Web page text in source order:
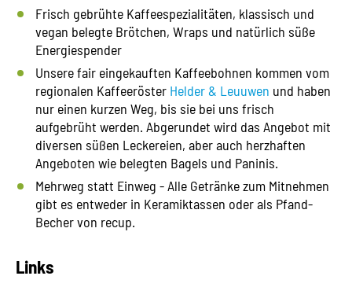
Frisch gebrühte Kaffeespezialitäten, klassisch und
vegan belegte Brötchen, Wraps und natürlich süße
Energiespender
Unsere fair eingekauften Kaffeebohnen kommen vom
regionalen Kaffeeröster Helder & Leuuwen und haben
nur einen kurzen Weg, bis sie bei uns frisch
aufgebrüht werden. Abgerundet wird das Angebot mit
diversen süßen Leckereien, aber auch herzhaften
Angeboten wie belegten Bagels und Paninis.
Mehrweg statt Einweg - Alle Getränke zum Mitnehmen
gibt es entweder in Keramiktassen oder als Pfand-
Becher von recup.
Links